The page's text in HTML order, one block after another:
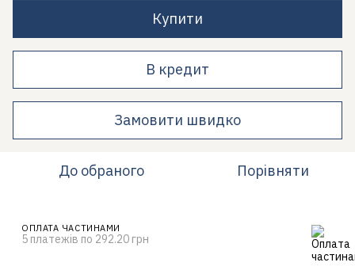
Купити
В кредит
Замовити швидко
До обраного Порівняти
ОПЛАТА ЧАСТИНАМИ
5 платежів по 292.20 грн